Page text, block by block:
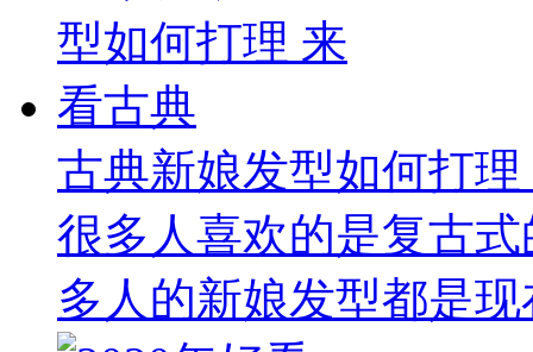
古典新娘发型如何打
很多人喜欢的是复古
多人的新娘发型都是